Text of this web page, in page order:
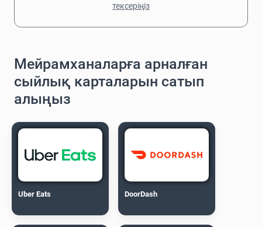
тексеріңіз
Мейрамханаларға арналған
сыйлық карталарын сатып
алыңыз
Uber Eats DoorDash